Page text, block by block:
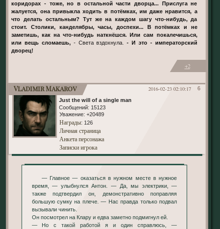
коридорах - тоже, но в остальной части дворца... Прислуга не
жалуется, она привыкла ходить в потёмках, им даже нравится, а
что делать остальным? Тут же на каждом шагу что-нибудь, да
стоит. Столики, канделябры, часы, доспехи... В потёмках и не
заметишь, как на что-нибудь наткнёшся. Или сам покалечишься,
или вещь сломаешь, - Света вздохнула.- И это - императорский
дворец!
+2
6
2016-02-23 02:10:17
Vladimir Makarov
Just the will of a single man
Сообщений: 15123
Уважение: +20489
Награды: 126
Личная страница
Анкета персонажа
Записки игрока
— Главное — оказаться в нужном месте в нужное
время, — улыбнулся Антон. — Да, мы электрики, —
также подтвердил он, демонстративно поправляя
большую сумку на плече. — Нас правда только подвал
вызывали чинить.
Он посмотрел на Клару и едва заметно подмигнул ей.
— Но с такой работой я и один справлюсь, —